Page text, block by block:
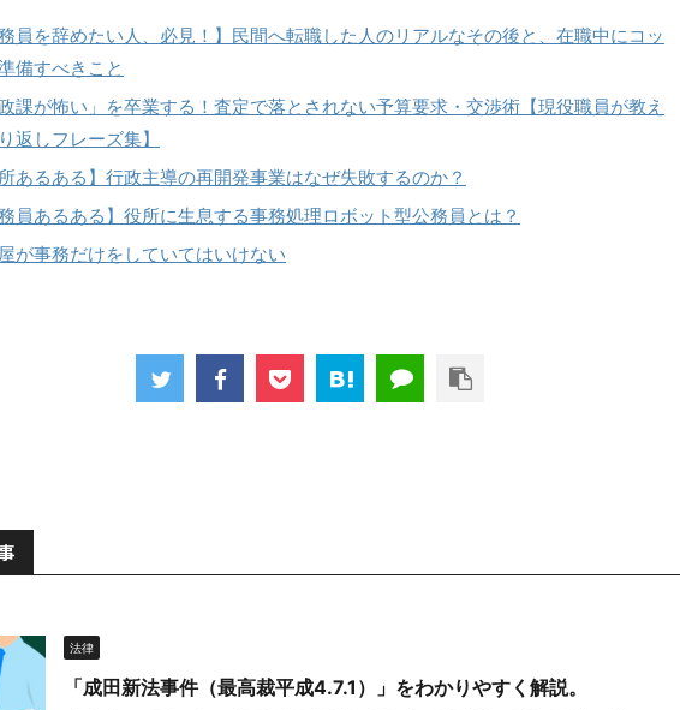
務員を辞めたい人、必見！】民間へ転職した人のリアルなその後と、在職中にコッ
備すべきこと
政課が怖い」を卒業する！査定で落とされない予算要求・交渉術【現役職員が教え
返しフレーズ集】
所あるある】行政主導の再開発事業はなぜ失敗するのか？
務員あるある】役所に生息する事務処理ロボット型公務員とは？
が事務だけをしていてはいけない
法律
「成田新法事件（最高裁平成4.7.1）」をわかりやすく解説。